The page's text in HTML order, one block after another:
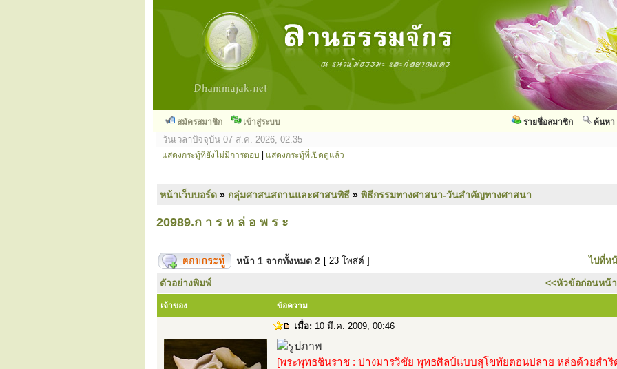
สมัครสมาชิก เข้าสู่ระบบ ค้นหา
รายชื่อสมาชิก
วันเวลาปัจจุบัน 07 ส.ค. 2026, 02:35
แสดงกระทู้ที่ยังไม่มีการตอบ แสดงกระทู้ที่เปิดดูแล้ว
หน้าเว็บบอร์ด » กลุ่มศาสนสถานและศาสนพิธี » พิธีกรรมทางศาสนา-วันสำคัญทางศาสนา
20989.ก า ร ห ล่ อ พ ร ะ
หน้า 1 จากทั้งหมด 2 [ 23 โพสต์ ] ไปที่ห
ตัวอย่างพิมพ์ <<หัวข้อก่อนหน้า
เจ้าของ ข้อความ
เมื่อ: 10 มี.ค. 2009, 00:46
[พระพุทธชินราช : ปางมารวิชัย พุทธศิลป์แบบสุโขทัยตอนปลาย หล่อด้วยสำริ